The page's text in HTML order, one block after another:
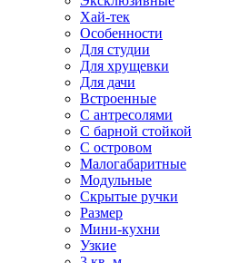
Хай-тек
Особенности
Для студии
Для хрущевки
Для дачи
Встроенные
С антресолями
С барной стойкой
С островом
Малогабаритные
Модульные
Скрытые ручки
Размер
Мини-кухни
Узкие